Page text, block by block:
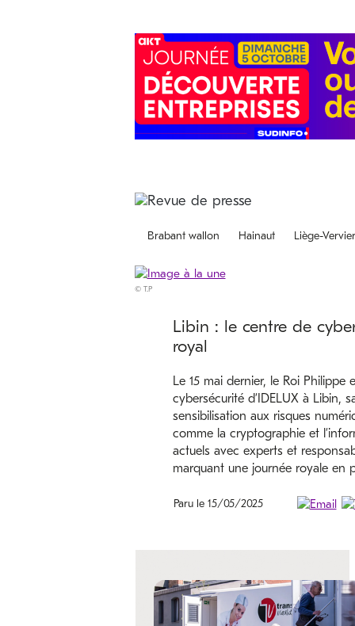
Brabant wallon Hainaut Liège-
© T.P
Libin : le centre de
royal
Le 15 mai dernier, le Roi
cybersécurité d’IDELUX à Libin,
sensibilisation aux risques
comme la cryptographie et
actuels avec experts et
marquant une journée royale en
Paru le 15/05/2025